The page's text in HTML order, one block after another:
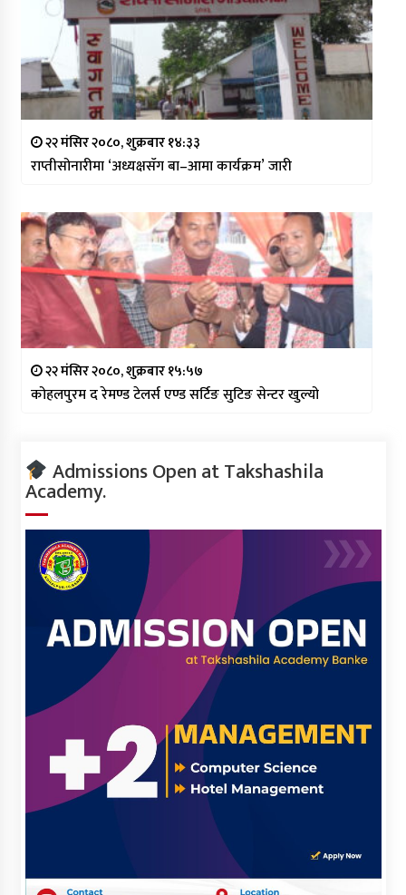
२२ मंसिर २०८०, शुक्रबार १४:३३
राप्तीसोनारीमा ‘अध्यक्षसँग बा–आमा कार्यक्रम’ जारी
२२ मंसिर २०८०, शुक्रबार १५:५७
कोहलपुरम द रेमण्ड टेलर्स एण्ड सर्टिङ सुटिङ सेन्टर खुल्यो
Admissions Open at Takshashila
Academy.